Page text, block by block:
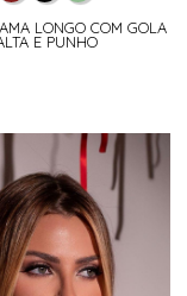
LONGO COM GOLA
E PUNHO